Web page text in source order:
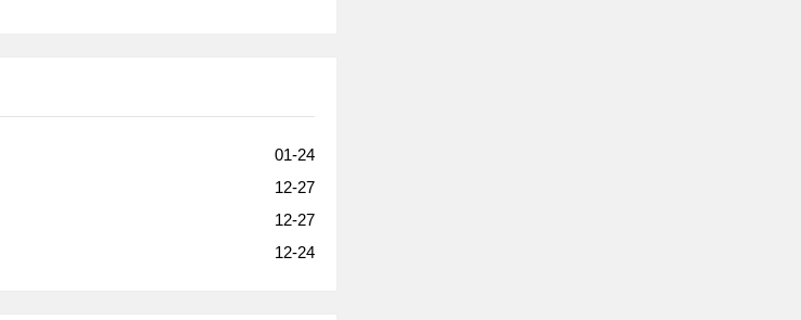
01-24
12-27
12-27
12-24